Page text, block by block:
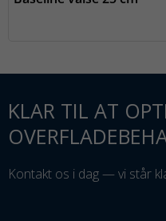
KLAR TIL AT
Kontakt os i dag — vi står